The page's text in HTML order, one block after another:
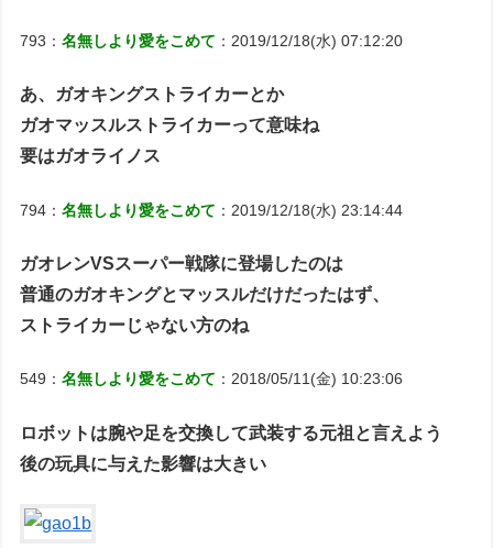
793：名無しより愛をこめて ：2019/12/18(水) 07:12:20
あ、ガオキングストライカーとか
ガオマッスルストライカーって意味ね
要はガオライノス
794：名無しより愛をこめて ：2019/12/18(水) 23:14:44
ガオレンVSスーパー戦隊に登場したのは
普通のガオキングとマッスルだけだったはず、
ストライカーじゃない方のね
549：名無しより愛をこめて ：2018/05/11(金) 10:23:06
ロボットは腕や足を交換して武装する元祖と言えよう
後の玩具に与えた影響は大きい